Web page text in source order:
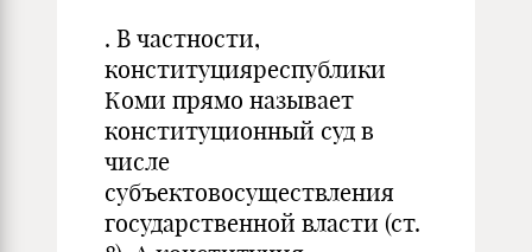
. В частности,
конституцияреспублики
Коми прямо называет
конституционный суд в
числе
субъектовосуществления
государственной власти (ст.